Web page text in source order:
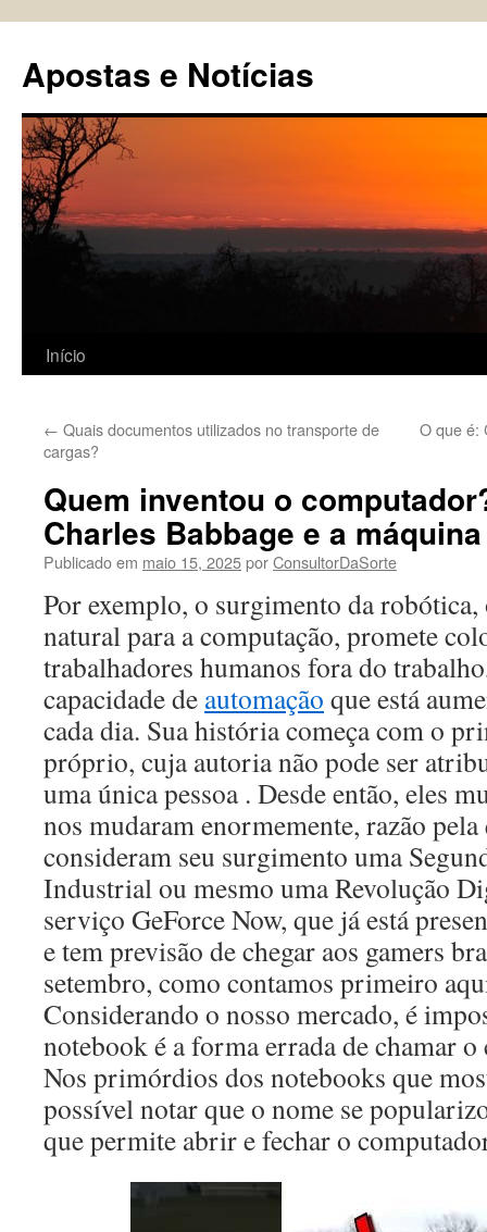
conteúdo
Apostas e Notícias
Início
← Quais documentos utilizados no transporte de
cargas?
O que é:
Quem inventou o
Charles Babbage e a
Publicado em maio 15, 2025porConsultorDaSorte
Por exemplo, o surgimento da
natural para a computação, promete
trabalhadores humanos fora do
capacidade de automação que está
cada dia. Sua história começa com o
próprio, cuja autoria não pode ser
uma única pessoa . Desde então, eles
nos mudaram enormemente, razão
consideram seu surgimento uma
Industrial ou mesmo uma Revolução
serviço GeForce Now, que já está
e tem previsão de chegar aos gamers
setembro, como contamos primeiro
Considerando o nosso mercado, é
notebook é a forma errada de chamar
Nos primórdios dos notebooks que
possível notar que o nome se
que permite abrir e fechar o